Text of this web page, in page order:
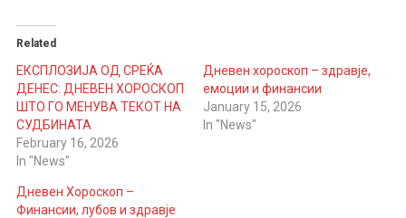
Related
ЕКСПЛОЗИЈА ОД СРЕЌА
ДЕНЕС: ДНЕВЕН ХОРОСКОП
ШТО ГО МЕНУВА ТЕКОТ НА
СУДБИНАТА
February 16, 2026
In "News"
Дневен хороскоп – здравје,
емоции и финансии
January 15, 2026
In "News"
Дневен Хороскоп –
Финансии, лубов и здравје